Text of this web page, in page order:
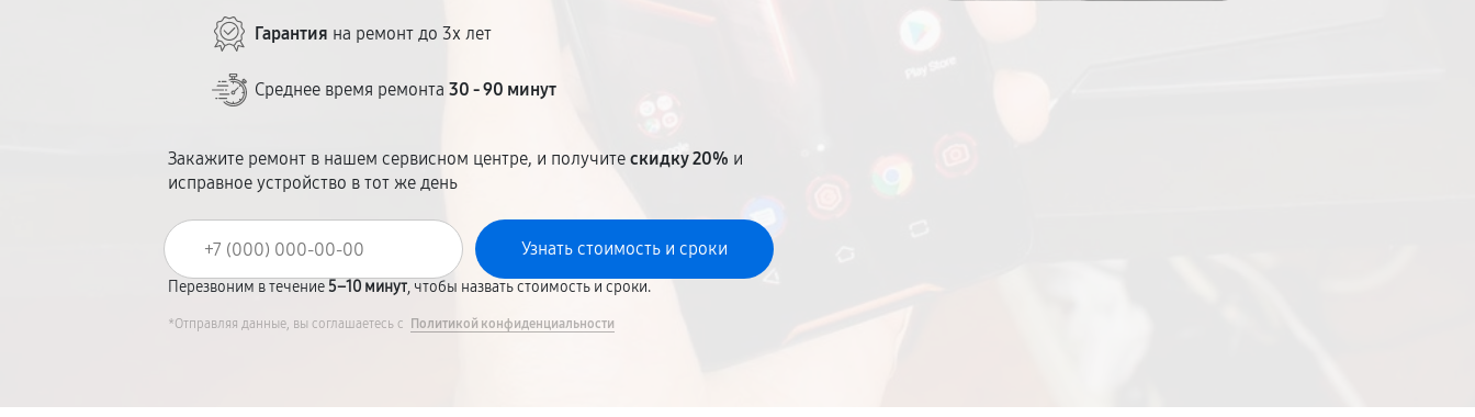
Гарантия на ремонт до 3х лет
Среднее время ремонта30 - 90 минут
Закажите ремонт в нашем сервисном центре, и получитескидку 20% и
исправное устройство в тот же день
Перезвоним в течение 5–10 минут, чтобы назвать стоимость и сроки.
*Отправляя данные, вы соглашаетесь с Политикой конфиденциальности